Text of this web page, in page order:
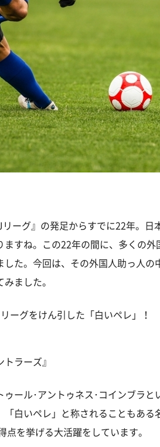
リーグ』の発足からすでに22年。日
ますね。この22年の間に、多くの
した。今回は、その外国人助っ人の
ました。
グをけん引した「白いペレ」！
ラーズ』
ゥール･アントゥネス･コインブラ
「白いペレ」と称されることもある
点を挙げる大活躍をしています。